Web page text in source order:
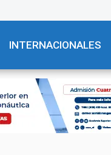
INTERNACIONALES